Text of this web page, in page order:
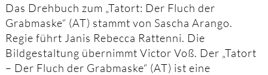
Das Drehbuch zum „Tatort: Der Fluch der
Grabmaske“ (AT) stammt von Sascha Arango.
Regie führt Janis Rebecca Rattenni. Die
Bildgestaltung übernimmt Victor Voß. Der „Tatort
– Der Fluch der Grabmaske“ (AT) ist eine